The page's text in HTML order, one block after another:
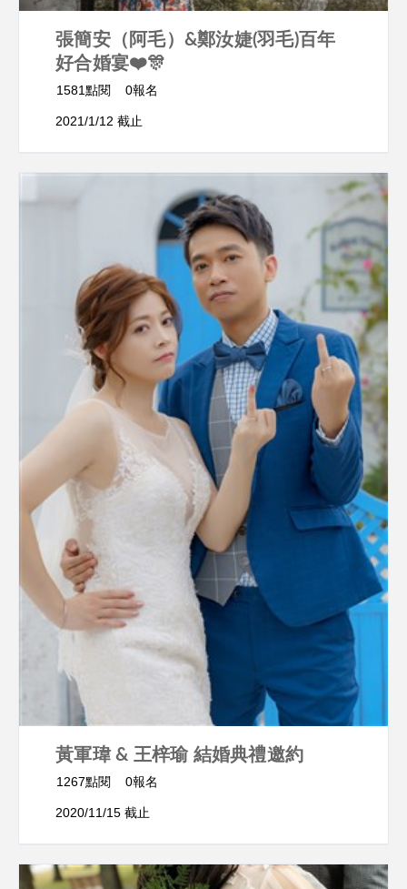
張簡安（阿毛）&鄭汝婕(羽毛)百年
好合婚宴❤️🎊
1581點閱 0報名
2021/1/12 截止
黃軍瑋 & 王梓瑜 結婚典禮邀約
1267點閱 0報名
2020/11/15 截止